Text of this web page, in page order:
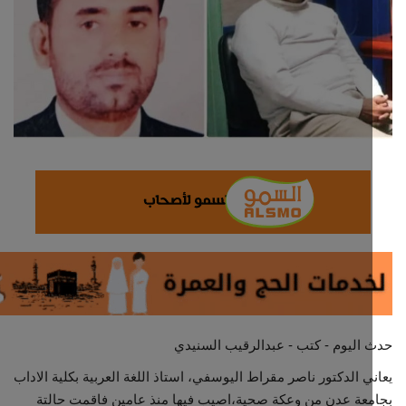
ثقافة وفن
اقتصاد
التقارير والحوارات
مؤسسة حدث اليوم
منصة حرة
تكنولوجيا وسيارات
اليوم - كتب - عبدالرقيب السنيدي
الدكتور ناصر مقراط اليوسفي، استاذ اللغة العربية بكلية الاداب
عدن من وعكة صحية،اصيب فيها منذ عامين فاقمت حالتة